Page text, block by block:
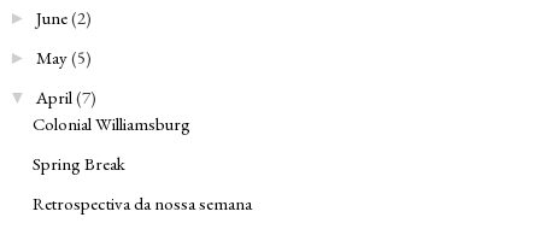
► June(2)
► May(5)
▼ April (7)
Colonial Williamsburg
Spring Break
Retrospectiva da nossa semana